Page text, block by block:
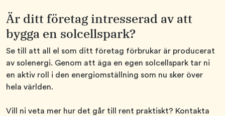
Är ditt företag intresserad av att
bygga en solcellspark?
Se till att all el som ditt företag förbrukar är producerat
av solenergi. Genom att äga en egen solcellspark tar ni
en aktiv roll i den energiomställning som nu sker över
hela världen.
Vill ni veta mer hur det går till rent praktiskt? Kontakta